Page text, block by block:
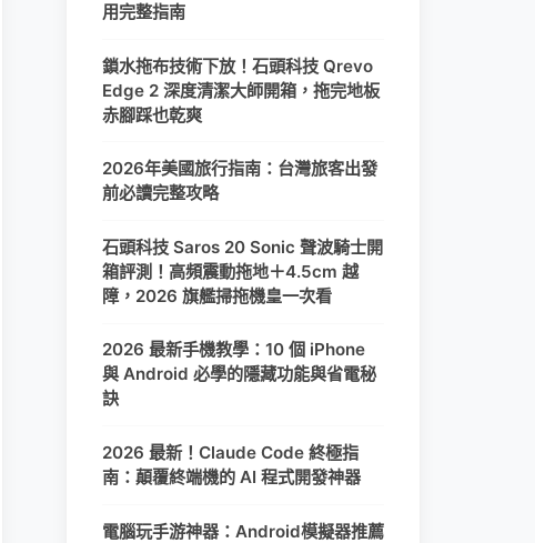
用完整指南
鎖水拖布技術下放！石頭科技 Qrevo
Edge 2 深度清潔大師開箱，拖完地板
赤腳踩也乾爽
2026年美國旅行指南：台灣旅客出發
前必讀完整攻略
石頭科技 Saros 20 Sonic 聲波騎士開
箱評測！高頻震動拖地＋4.5cm 越
障，2026 旗艦掃拖機皇一次看
2026 最新手機教學：10 個 iPhone
與 Android 必學的隱藏功能與省電秘
訣
2026 最新！Claude Code 終極指
南：顛覆終端機的 AI 程式開發神器
電腦玩手游神器：Android模擬器推薦